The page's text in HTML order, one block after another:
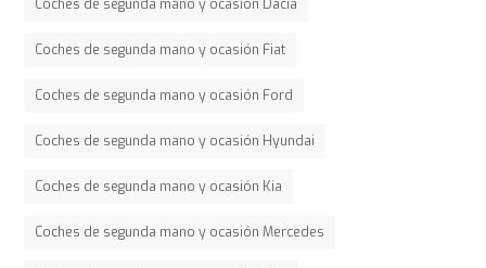
Coches de segunda mano y ocasión Dacia
Coches de segunda mano y ocasión Fiat
Coches de segunda mano y ocasión Ford
Coches de segunda mano y ocasión Hyundai
Coches de segunda mano y ocasión Kia
Coches de segunda mano y ocasión Mercedes